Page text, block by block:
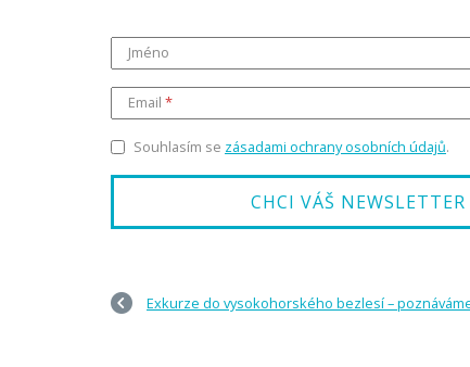
Jméno
Email
Souhlasím se zásadami ochrany osobních údajů.
Exkurze do vysokohorského bezlesí –